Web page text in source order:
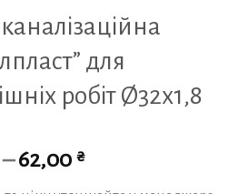
для
робіт Ø32х1,8
–62,00 ₴